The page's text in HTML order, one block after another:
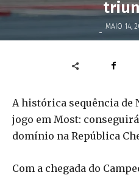
- MAIO 14,
A histórica sequência de
jogo em Most:
domínio na República
Com a chegada do